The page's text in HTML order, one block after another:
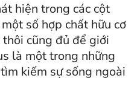
hiện trong các cột
số hợp chất hữu cơ
cũng đủ để giới
là một trong những
kiếm sự sống ngoài